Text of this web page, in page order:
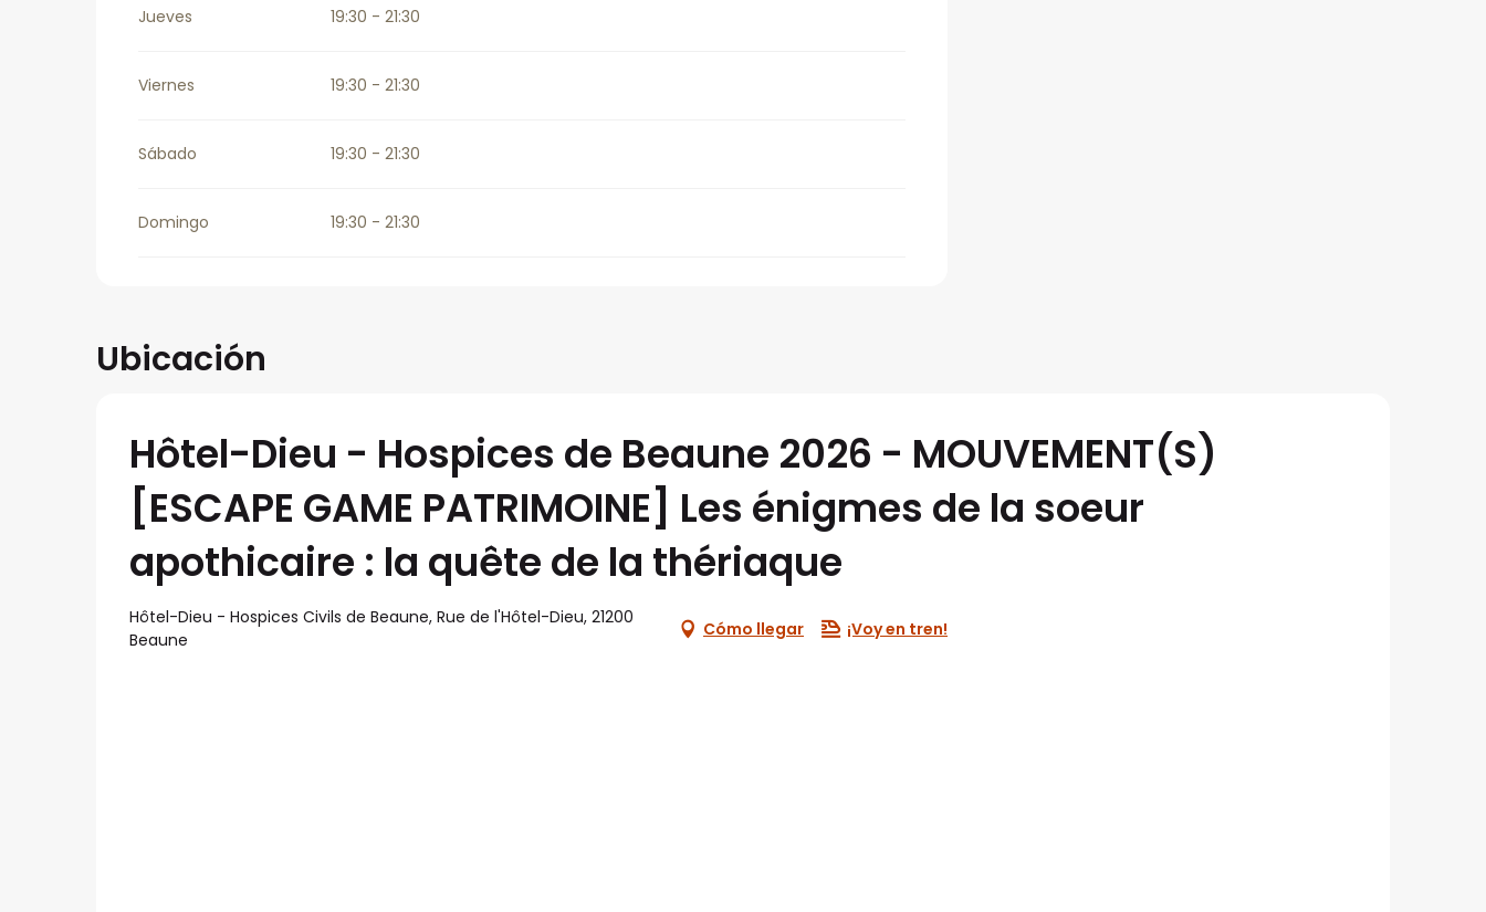
Jueves 19:30 - 21:30
Viernes 19:30 - 21:30
Sábado 19:30 - 21:30
Domingo 19:30 - 21:30
Ubicación
Hôtel-Dieu - Hospices de Beaune 2026 - MOUVEMENT(S)
[ESCAPE GAME PATRIMOINE] Les énigmes de la soeur
apothicaire : la quête de la thériaque
Hôtel-Dieu - Hospices Civils de Beaune, Rue de l'Hôtel-Dieu, 21200
Beaune
Cómo llegar ¡Voy en tren!